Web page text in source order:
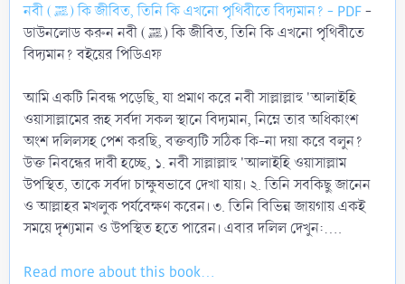
নবী (ﷺ) কি জীবিত, তিনি কি এখনো পৃথিবীতে বিদ্যমান? - PDF-
ডাউনলোড করুন নবী (ﷺ) কি জীবিত, তিনি কি এখনো পৃথিবীতে
বিদ্যমান? বইয়ের পিডিএফ
আমি একটি নিবন্ধ পড়েছি, যা প্রমাণ করে নবী সাল্লাল্লাহু 'আলাইহি
ওয়াসাল্লামের রূহ সর্বদা সকল স্থানে বিদ্যমান, নিম্নে তার অধিকাংশ
অংশ দলিলসহ পেশ করছি, বক্তব্যটি সঠিক কি-না দয়া করে বলুন?
উক্ত নিবন্ধের দাবী হচ্ছে, ১. নবী সাল্লাল্লাহু 'আলাইহি ওয়াসাল্লাম
উপস্থিত, তাকে সর্বদা চাক্ষুষভাবে দেখা যায়। ২. তিনি সবকিছু জানেন
ও আল্লাহর মখলুক পর্যবেক্ষণ করেন। ৩. তিনি বিভিন্ন জায়গায় একই
সময়ে দৃশ্যমান ও উপস্থিত হতে পারেন। এবার দলিল দেখুন:....
Read more about this book...